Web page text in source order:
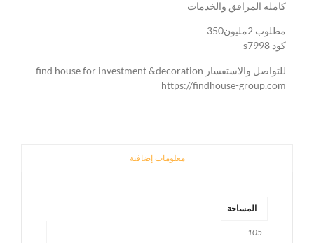
كامله المرافق والخدمات
مطلوب 2مليون350
كود s7998
للتواصل والاستفسار find house for investment &decoration
https://findhouse-group.com
معلومات إضافية
المساحة
105